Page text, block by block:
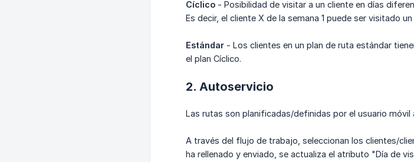
Cíclico - Posibilidad de visitar a un cliente en días
Es decir, el cliente X de la semana 1 puede ser visitado
Estándar - Los clientes en un plan de ruta estándar
el plan Cíclico.
2. Autoservicio
Las rutas son planificadas/definidas por el usuario
A través del flujo de trabajo, seleccionan los clientes/
ha rellenado y enviado, se actualiza el atributo "Día de